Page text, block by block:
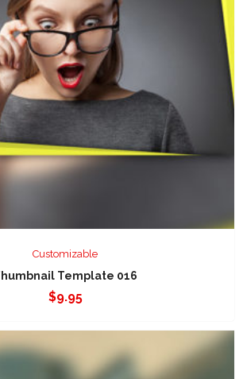
Customizable
Template 016
$9.95